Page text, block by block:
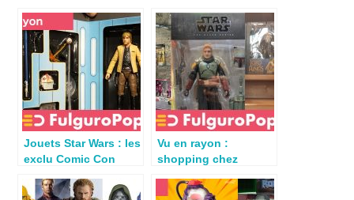
Jouets Star Wars : les
exclu Comic Con
Vu en rayon :
shopping chez
Fnac